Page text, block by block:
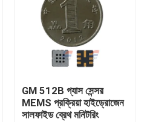
GM 512B গ্যাস সেন্সর
MEMS প্রক্রিয়া হাইড্রোজেন
সালফাইড ব্রেথ মনিটরিং